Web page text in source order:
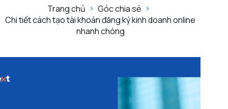
Tin Tức
0832 016 336 Liên hệ
Trang chủ
Góc chia sẻ
Chi tiết cách tạo tài khoản đăng ký kinh doanh online
nhanh chóng